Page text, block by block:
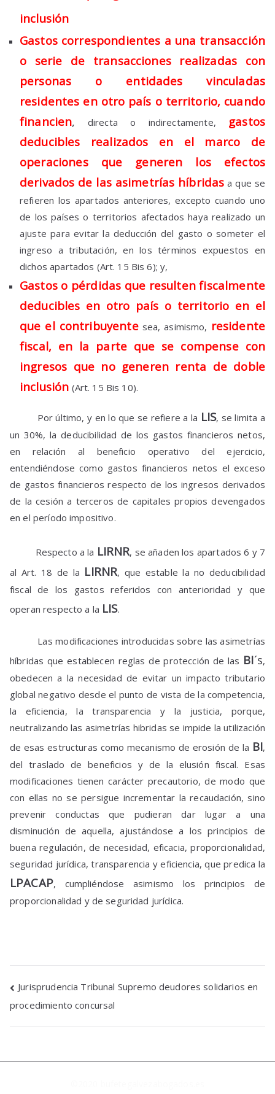
inclusión
Gastos correspondientes a una transacción
o serie de transacciones realizadas con
personas o entidades vinculadas
residentes en otro país o territorio, cuando
financien, directa o indirectamente, gastos
deducibles realizados en el marco de
operaciones que generen los efectos
derivados de las asimetrías híbridas a que se
refieren los apartados anteriores, excepto cuando uno
de los países o territorios afectados haya realizado un
ajuste para evitar la deducción del gasto o someter el
ingreso a tributación, en los términos expuestos en
dichos apartados (Art. 15 Bis 6); y,
Gastos o pérdidas que resulten fiscalmente
deducibles en otro país o territorio en el
que el contribuyentesea, asimismo, residente
fiscal, en la parte que se compense con
ingresos que no generen renta de doble
inclusión (Art. 15 Bis 10).
Por último, y en lo que se refiere a la LIS, se limita a
un 30%, la deducibilidad de los gastos financieros netos,
en relación al beneficio operativo del ejercicio,
entendiéndose como gastos financieros netos el exceso
de gastos financieros respecto de los ingresos derivados
de la cesión a terceros de capitales propios devengados
en el período impositivo.
Respecto a la LIRNR, se añaden los apartados 6 y 7
al Art. 18 de la LIRNR, que estable la no deducibilidad
fiscal de los gastos referidos con anterioridad y que
operan respecto a la LIS.
Las modificaciones introducidas sobre las asimetrías
híbridas que establecen reglas de protección de las BI´s,
obedecen a la necesidad de evitar un impacto tributario
global negativo desde el punto de vista de la competencia,
la eficiencia, la transparencia y la justicia, porque,
neutralizando las asimetrías hibridas se impide la utilización
de esas estructuras como mecanismo de erosión de la BI,
del traslado de beneficios y de la elusión fiscal. Esas
modificaciones tienen carácter precautorio, de modo que
con ellas no se persigue incrementar la recaudación, sino
prevenir conductas que pudieran dar lugar a una
disminución de aquella, ajustándose a los principios de
buena regulación, de necesidad, eficacia, proporcionalidad,
seguridad jurídica, transparencia y eficiencia, que predica la
LPACAP, cumpliéndose asimismo los principios de
proporcionalidad y de seguridad jurídica.
Jurisprudencia Tribunal Supremo deudores solidarios en
procedimiento concursal